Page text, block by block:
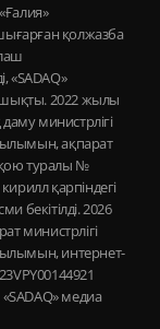
қолжазба
«SADAQ»
шықты. 2022 жылы
министрлігі
ақпарат
қою туралы №
қарпіндегі
бекітілді. 2026
министрлігі
интернет-
«SADAQ» медиа